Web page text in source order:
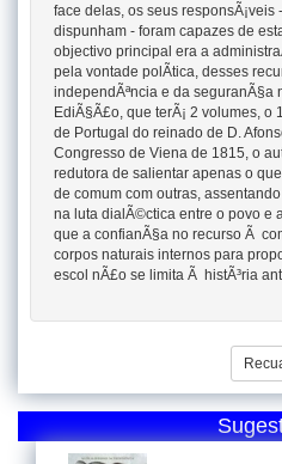
face delas, os seus
dispunham - foram capazes de
objectivo principal era a
pela vontade polÃ­tica, desses
independÃªncia e da seguranÃ§a
EdiÃ§Ã£o, que terÃ¡ 2 volumes, o
de Portugal do reinado de D.
Congresso de Viena de 1815, o
redutora de salientar apenas o
de comum com outras,
na luta dialÃ©ctica entre o povo e
que a confianÃ§a no recurso Ã
corpos naturais internos para
escol nÃ£o se limita Ã histÃ³ria